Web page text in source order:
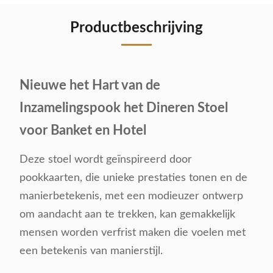
Productbeschrijving
Nieuwe het Hart van de
Inzamelingspook het Dineren Stoel
voor Banket en Hotel
Deze stoel wordt geïnspireerd door
pookkaarten, die unieke prestaties tonen en de
manierbetekenis, met een modieuzer ontwerp
om aandacht aan te trekken, kan gemakkelijk
mensen worden verfrist maken die voelen met
een betekenis van manierstijl.